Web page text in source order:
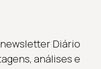
Diário
análises e